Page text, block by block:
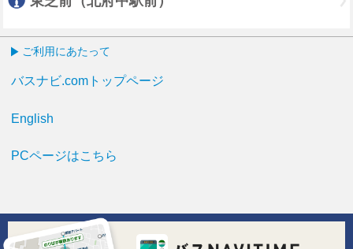
ご利用にあたって
バスナビ.comトップページ
English
PCページはこちら